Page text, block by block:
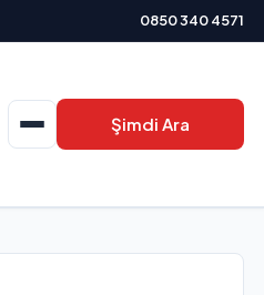
0850 340 4571
Şimdi Ara